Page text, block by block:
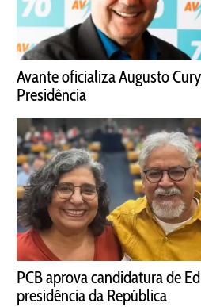
Avante oficializa Augusto
Presidência
PCB aprova candidatura de
presidência da República